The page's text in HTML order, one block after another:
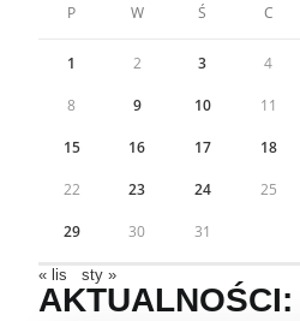
P W Ś C
1 2 3 4
8 9 10 11
15 16 17 18
22 23 24 25
29 30 31
« lis sty »
AKTUALNOŚCI: